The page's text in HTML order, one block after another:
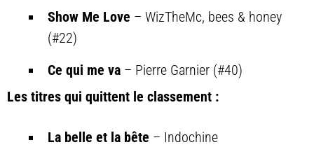
Show Me Love – WizTheMc, bees & honey
(#22)
Ce qui me va – Pierre Garnier (#40)
Les titres qui quittent le classement :
La belle et la bête – Indochine